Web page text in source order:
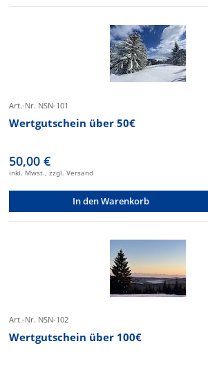
Art.-Nr. NSN-101
Wertgutschein über 50€
50,00 €
inkl. Mwst., zzgl. Versand
In den Warenkorb
Art.-Nr. NSN-102
Wertgutschein über 100€